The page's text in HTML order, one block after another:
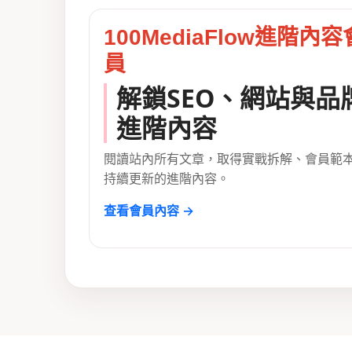
100MediaFlow進階內容
員
解鎖SEO、網站與品
進階內容
閱讀站內所有文章，取得實戰拆解、會員範
持續更新的進階內容。
查看會員內容 →